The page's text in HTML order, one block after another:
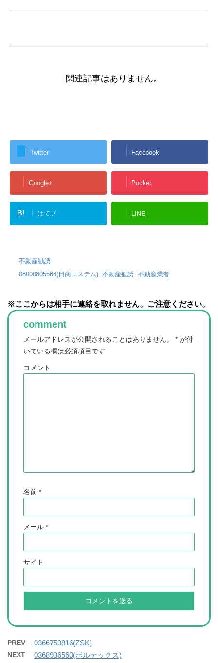
関連記事はありません。
Twitter Facebook
Google+ Pocket
B! はてブ LINE
-不動産勧誘
-08000805566(日商エステム) 不動産勧誘 不動産業者
※ここからは相手に連絡を取れません。ご注意ください。
comment
メールアドレスが公開されることはありません。 * が付
いている欄は必須項目です
コメント
名前 *
メール *
サイト
PREV 0366753816(ZSK)
NEXT 0368936560(ボルテックス)